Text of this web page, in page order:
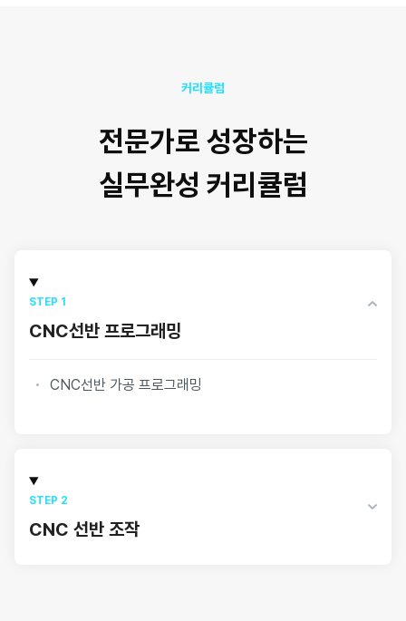
커리큘럼
전문가로 성장하는
실무완성 커리큘럼
STEP 1
CNC선반 프로그래밍
CNC선반 가공 프로그래밍
STEP 2
CNC 선반 조작